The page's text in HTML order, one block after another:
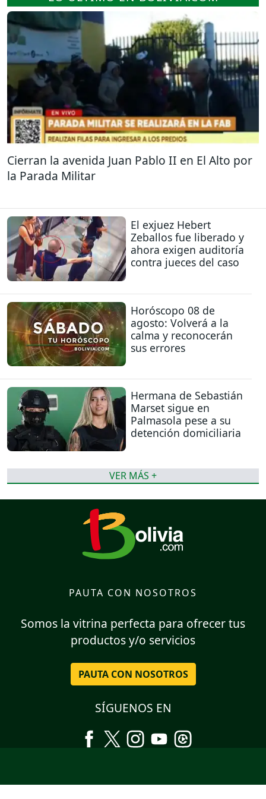
Cierran la avenida Juan Pablo II en El Alto por
la Parada Militar
El exjuez Hebert
Zeballos fue liberado y
ahora exigen auditoría
contra jueces del caso
Horóscopo 08 de
agosto: Volverá a la
calma y reconocerán
sus errores
Hermana de Sebastián
Marset sigue en
Palmasola pese a su
detención domiciliaria
VER MÁS +
PAUTA CON NOSOTROS
Somos la vitrina perfecta para ofrecer tus
productos y/o servicios
PAUTA CON NOSOTROS
SÍGUENOS EN